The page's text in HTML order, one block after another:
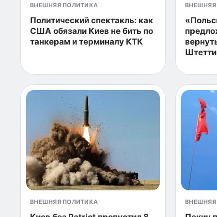
ВНЕШНЯЯ ПОЛИТИКА
Политический спектакль: как
США обязали Киев не бить по
танкерам и терминалу КТК
ВНЕШНЯЯ ПОЛИТИКА